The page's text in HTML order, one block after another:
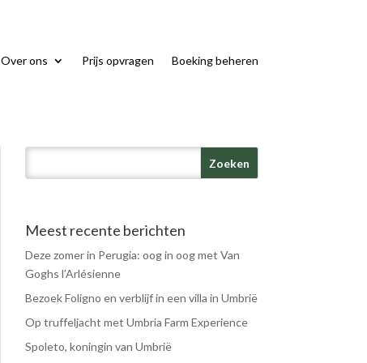
Over ons Prijs opvragen Boeking beheren
Meest recente berichten
Deze zomer in Perugia: oog in oog met Van
Goghs l’Arlésienne
Bezoek Foligno en verblijf in een villa in Umbrië
Op truffeljacht met Umbria Farm Experience
Spoleto, koningin van Umbrië